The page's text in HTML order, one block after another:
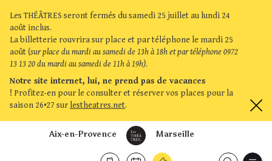
Les THÉÂTRES seront fermés du samedi 25 juillet au lundi 24
août inclus.
La billetterie rouvrira sur place et par téléphone le mardi 25
août (sur place du mardi au samedi de 13h à 18h et par téléphone 0972
13 13 20 du mardi au samedi de 11h à 19h).
Notre site internet, lui, ne prend pas de vacances
! Profitez-en pour le consulter et réserver vos places pour la
saison 26•27 sur lestheatres.net.
Marseille
Aix-en-Provence